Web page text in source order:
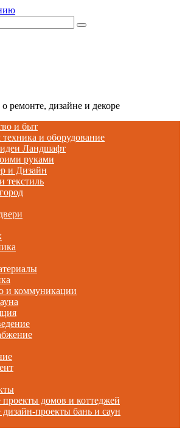
ремонте, дизайне и декоре
и быт
техника и оборудование
Ландшафт
руками
и Дизайн
текстиль
и коммуникации
проекты домов и коттеджей
дизайн-проекты бань и саун